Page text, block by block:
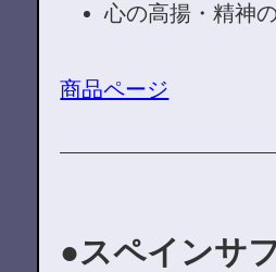
心の高揚・精神
商品ページ
スペインサ